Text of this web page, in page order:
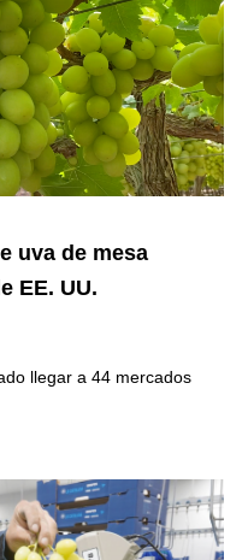
uva de mesa
EE. UU.
llegar a 44 mercados